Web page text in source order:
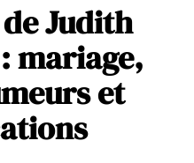
Judith
mariage,
et